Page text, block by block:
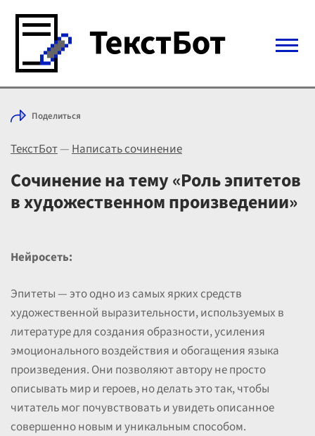
Войти с Telegram
Выбрать режим
Цены
Поделиться
ТекстБот—Написать сочинение
Сочинение на тему «Роль эпитетов
в художественном произведении»
Нейросеть:
Эпитеты — это одно из самых ярких средств
художественной выразительности, используемых в
литературе для создания образности, усиления
эмоционального воздействия и обогащения языка
произведения. Они позволяют автору не просто
описывать мир и героев, но делать это так, чтобы
читатель мог почувствовать и увидеть описанное
совершенно новым и уникальным способом.